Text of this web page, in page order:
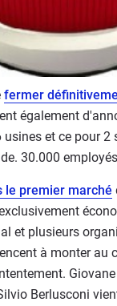
fermer
également
usines et ce pour 2
30.000
le premier marché
et plusieurs
à monter au
Berlusconi